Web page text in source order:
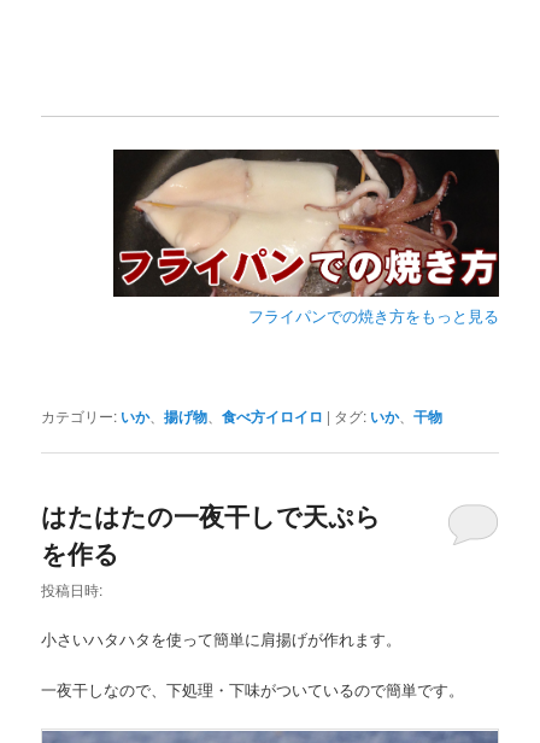
フライパンでの焼き方をもっと見る
カテゴリー: いか、揚げ物 、食べ方イロイロ | タグ: いか、干物
はたはたの一夜干しで天ぷら
を作る
投稿日時:
小さいハタハタを使って簡単に肩揚げが作れます。
一夜干しなので、下処理・下味がついているので簡単です。